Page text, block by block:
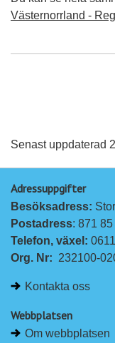
Västernorrland -
Senast uppdaterad
Adressuppgifter
Besöksadress:
Postadress: 871
Telefon, växel:
Org. Nr: 232100-
Kontakta oss
Webbplatsen
Om webbplatsen